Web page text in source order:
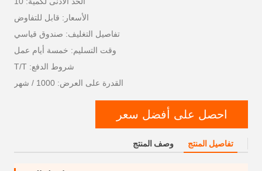
الأسعار: قابل للتفاوض
تفاصيل التغليف: صندوق قياسي
وقت التسليم: خمسة أيام عمل
شروط الدفع: T/T
القدرة على العرض: 1000 / شهر
احصل على أفضل سعر
تفاصيل المنتج وصف المنتج